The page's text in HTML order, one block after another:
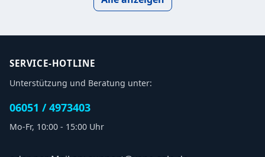
SERVICE-HOTLINE
Unterstützung und Beratung unter:
06051 / 4973403
Mo-Fr, 10:00 - 15:00 Uhr